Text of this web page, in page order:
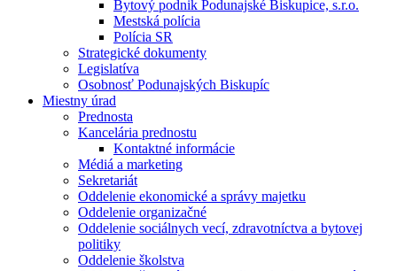
Bytový podnik Podunajské Biskupice, s.r.o.
Mestská polícia
Polícia SR
Strategické dokumenty
Legislatíva
Osobnosť Podunajských Biskupíc
Miestny úrad
Prednosta
Kancelária prednostu
Kontaktné informácie
Médiá a marketing
Sekretariát
Oddelenie ekonomické a správy majetku
Oddelenie organizačné
Oddelenie sociálnych vecí, zdravotníctva a bytovej
politiky
Oddelenie školstva